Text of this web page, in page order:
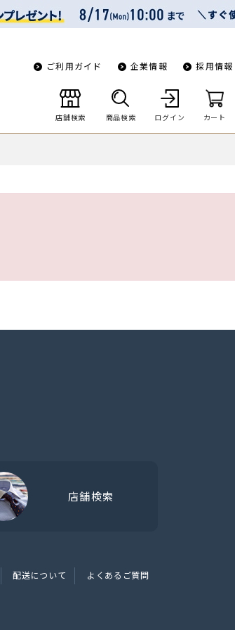
ご利用ガイド 企業情報 採用情報
店舗検索 商品検索 ログイン カート
店舗検索
配送について よくあるご質問